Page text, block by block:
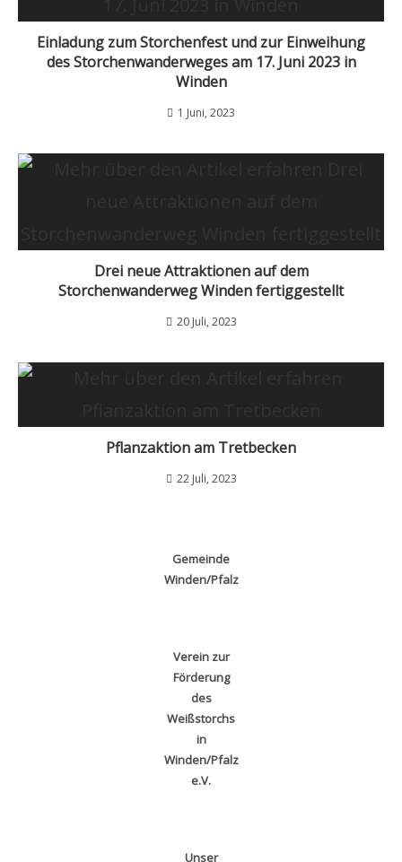
Einladung zum Storchenfest und zur Einweihung
des Storchenwanderweges am 17. Juni 2023 in
Winden
1 Juni, 2023
Drei neue Attraktionen auf dem
Storchenwanderweg Winden fertiggestellt
20 Juli, 2023
Pflanzaktion am Tretbecken
22 Juli, 2023
Gemeinde
Winden/Pfalz
Verein zur
Förderung
des
Weißstorchs
in
Winden/Pfalz
e.V.
Unser